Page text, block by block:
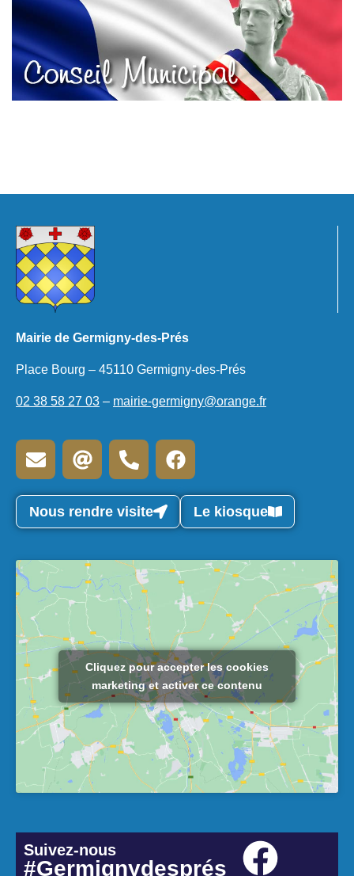
Mairie de Germigny-des-Prés
Place Bourg – 45110 Germigny-des-Prés
02 38 58 27 03 – mairie-germigny@orange.fr
Nous rendre visite Le kiosque
Cliquez pour accepter les cookies
marketing et activer ce contenu
Suivez-nous
#Germignydesprés